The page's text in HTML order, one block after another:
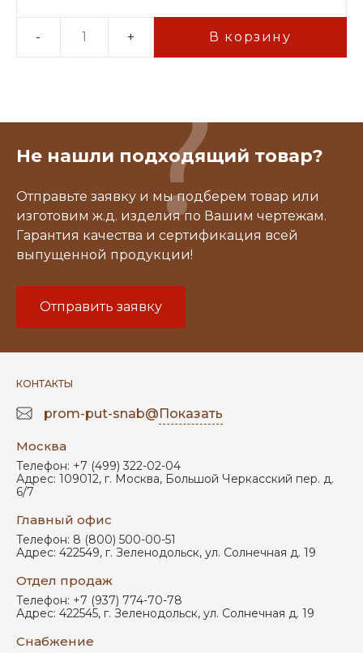
- + В корзину
Не нашли подходящий товар?
Отправьте заявку и мы подберем товар или
изготовим ж.д. изделия по Вашим чертежам.
Гарантия качества и сертификация всей
выпущенной продукции!
Отправить заявку
КОНТАКТЫ
prom-put-snab@Показать
Москва
Телефон: +7 (499) 322-02-04
Адрес: 109012, г. Москва, Большой Черкасский пер. д.
6/7
Главный офис
Телефон: 8 (800) 500-00-51
Адрес: 422549, г. Зеленодольск, ул. Солнечная д. 19
Отдел продаж
Телефон: +7 (937) 774-70-78
Адрес: 422545, г. Зеленодольск, ул. Солнечная д. 19
Снабжение